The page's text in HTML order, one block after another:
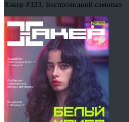
Хакер #323. Беспроводной самопал